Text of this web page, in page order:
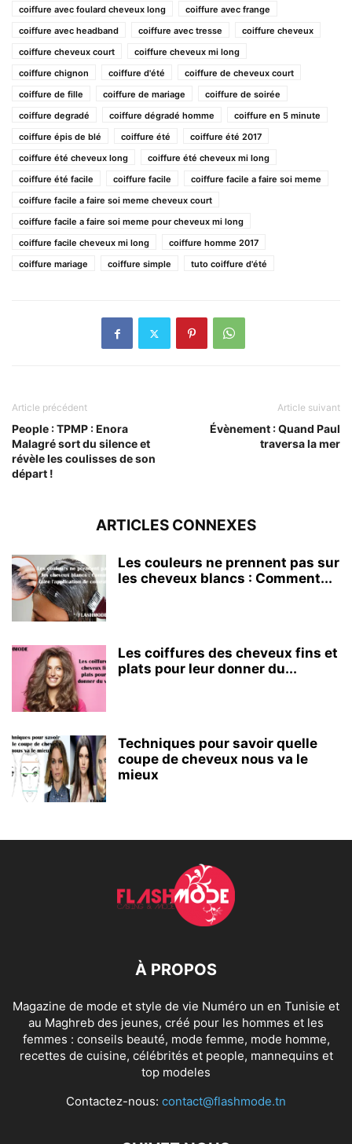
coiffure avec foulard cheveux long
coiffure avec frange
coiffure avec headband
coiffure avec tresse
coiffure cheveux
coiffure cheveux court
coiffure cheveux mi long
coiffure chignon
coiffure d'été
coiffure de cheveux court
coiffure de fille
coiffure de mariage
coiffure de soirée
coiffure degradé
coiffure dégradé homme
coiffure en 5 minute
coiffure épis de blé
coiffure été
coiffure été 2017
coiffure été cheveux long
coiffure été cheveux mi long
coiffure été facile
coiffure facile
coiffure facile a faire soi meme
coiffure facile a faire soi meme cheveux court
coiffure facile a faire soi meme pour cheveux mi long
coiffure facile cheveux mi long
coiffure homme 2017
coiffure mariage
coiffure simple tuto coiffure d'été
Article précédent
People : TPMP : Enora
Malagré sort du silence et
révèle les coulisses de son
départ !
Article suivant
Évènement : Quand Paul
traversa la mer
ARTICLES CONNEXES
Les couleurs ne prennent pas sur
les cheveux blancs : Comment...
Les coiffures des cheveux fins et
plats pour leur donner du...
Techniques pour savoir quelle
coupe de cheveux nous va le
mieux
À PROPOS
Magazine de mode et style de vie Numéro un en Tunisie et
au Maghreb des jeunes, créé pour les hommes et les
femmes : conseils beauté, mode femme, mode homme,
recettes de cuisine, célébrités et people, mannequins et
top modeles
Contactez-nous: contact@flashmode.tn